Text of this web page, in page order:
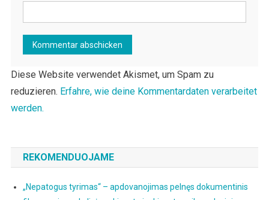
Diese Website verwendet Akismet, um Spam zu
reduzieren. Erfahre, wie deine Kommentardaten verarbeitet
werden.
REKOMENDUOJAME
„Nepatogus tyrimas“ – apdovanojimas pelnęs dokumentinis